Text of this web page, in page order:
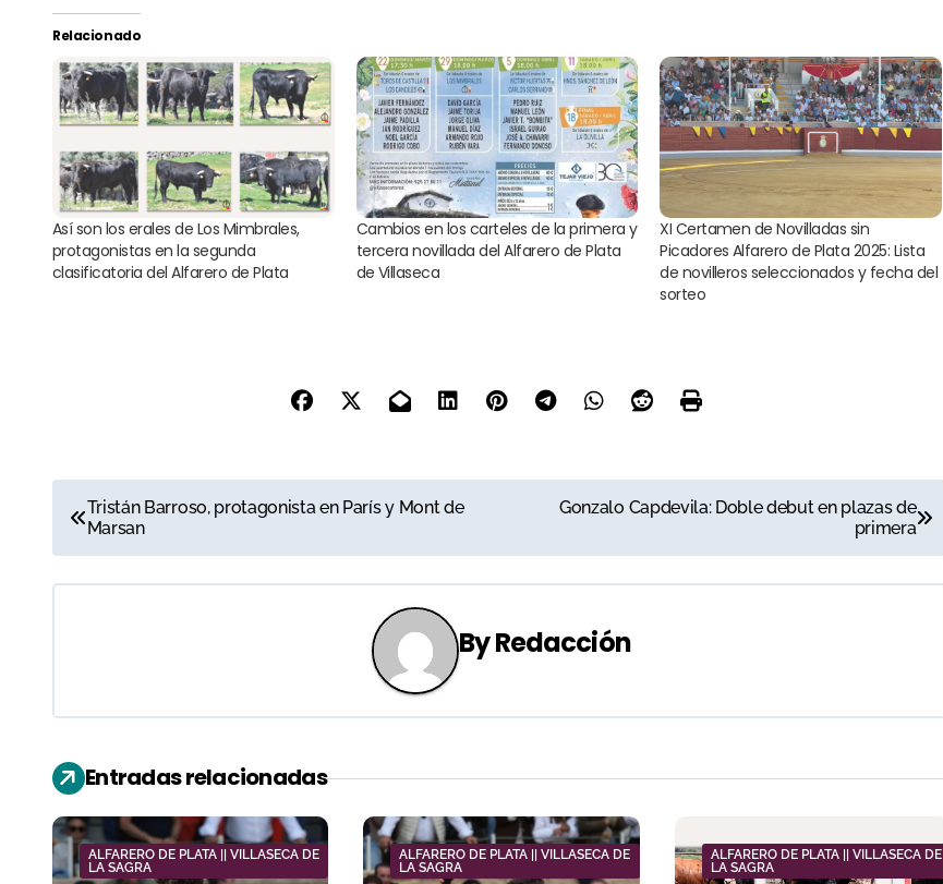
Relacionado
Así son los erales de Los Mimbrales,
protagonistas en la segunda
clasificatoria del Alfarero de Plata
Cambios en los carteles de la primera y
tercera novillada del Alfarero de Plata
de Villaseca
XI Certamen de Novilladas sin
Picadores Alfarero de Plata 2025: Lista
de novilleros seleccionados y fecha del
sorteo
N
a
v
a
c
i
ó
Tristán Barroso, protagonista en París y Mont de
Marsan
Gonzalo Capdevila: Doble debut en plazas de
primera
ByRedacción
Entradas relacionadas
ALFARERO DE PLATA || VILLASECA DE
LA SAGRA
ALFARERO DE PLATA || VILLASECA DE
LA SAGRA
ALFARERO DE PLATA || VILLASECA DE
LA SAGRA